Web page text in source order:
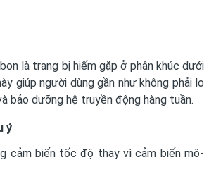
là trang bị hiếm gặp ở phân khúc dưới
giúp người dùng gần như không phải lo
bảo dưỡng hệ truyền động hàng tuần.
ý
cảm biến tốc độ thay vì cảm biến mô-